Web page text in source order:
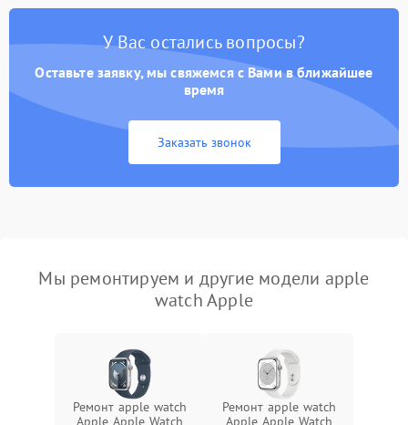
У Вас остались вопросы?
Оставьте заявку, мы свяжемся с Вами в ближайшее
время
Заказать звонок
Мы ремонтируем и другие модели apple
watch Apple
Ремонт apple watch
Apple Apple Watch
Ремонт apple watch
Apple Apple Watch